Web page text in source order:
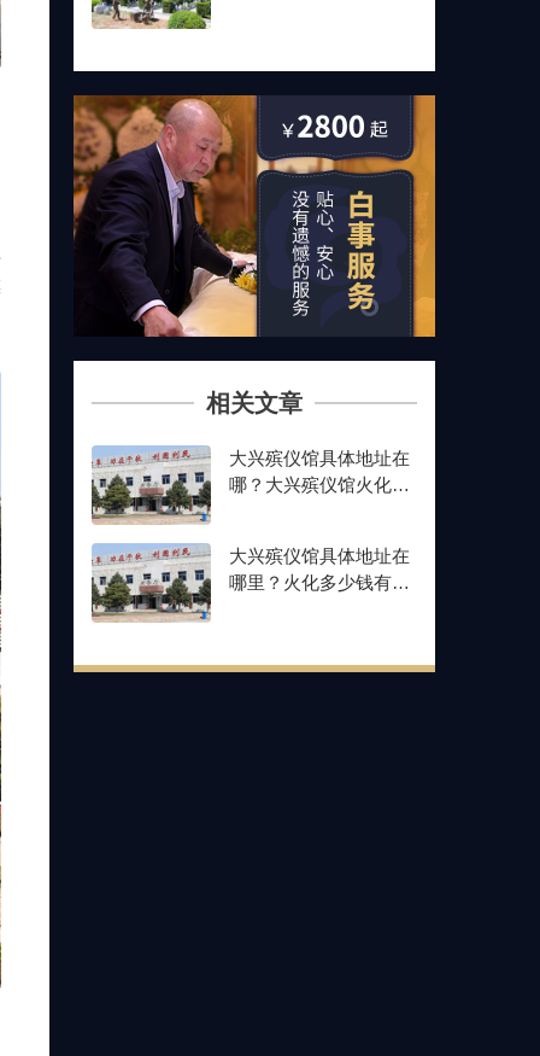
相关文章
大兴殡仪馆具体地址在
哪？大兴殡仪馆火化流
大兴殡仪馆具体地址在
哪里？火化多少钱有殡